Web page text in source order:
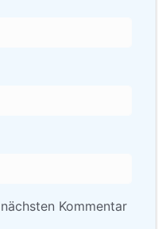
Kommentar